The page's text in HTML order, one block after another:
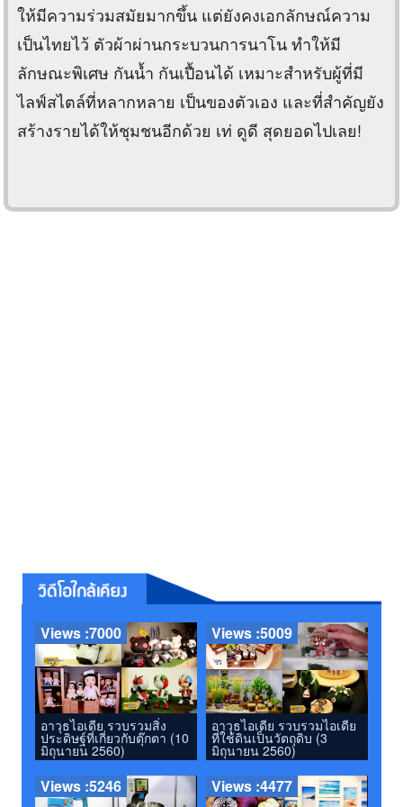
ให้มีความร่วมสมัยมากขึ้น แต่ยังคงเอกลักษณ์ความ
เป็นไทยไว้ ตัวผ้าผ่านกระบวนการนาโน ทำให้มี
ลักษณะพิเศษ กันน้ำ กันเปื้อนได้ เหมาะสำหรับผู้ที่มี
ไลฟ์สไตล์ที่หลากหลาย เป็นของตัวเอง และที่สำคัญยัง
สร้างรายได้ให้ชุมชนอีกด้วย เท่ ดูดี สุดยอดไปเลย!
Views :7000
อาวุธไอเดีย รวบรวมสิ่ง
ประดิษฐ์ที่เกี่ยวกับตุ๊กตา (10
มิถุนายน 2560)
Views :5009
อาวุธไอเดีย รวบรวมไอเดีย
ที่ใช้ดินเป็นวัตถุดิบ (3
มิถุนายน 2560)
Views :5246 Views :4477